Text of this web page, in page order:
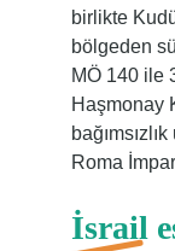
birlikte
bölgeden
MÖ 140 ile
Haşmonay
Roma
İsrail